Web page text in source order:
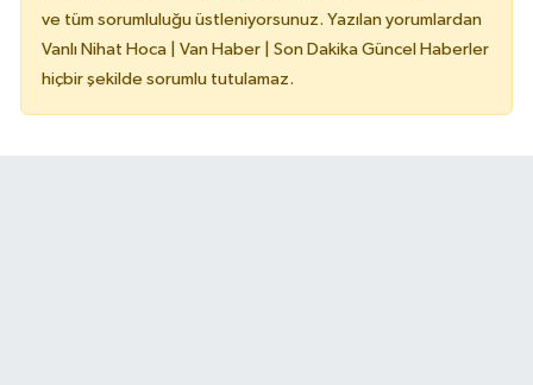
ve tüm sorumluluğu üstleniyorsunuz. Yazılan yorumlardan
Vanlı Nihat Hoca | Van Haber | Son Dakika Güncel Haberler
hiçbir şekilde sorumlu tutulamaz.